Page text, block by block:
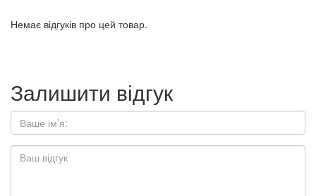
Немає відгуків про цей товар.
Залишити відгук